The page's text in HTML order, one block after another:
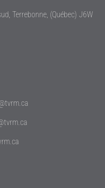
Terrebonne, (Québec) J6W